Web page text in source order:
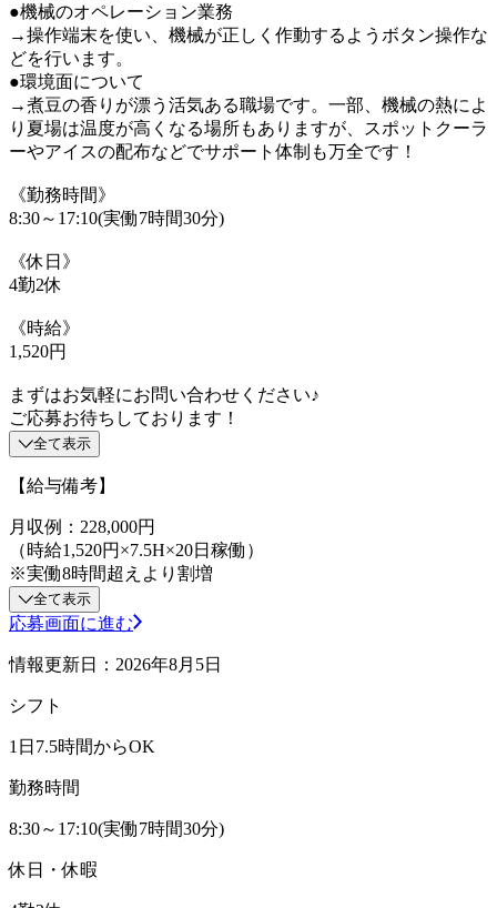
●機械のオペレーション業務
→操作端末を使い、機械が正しく作動するようボタン操作な
どを行います。
●環境面について
→煮豆の香りが漂う活気ある職場です。一部、機械の熱によ
り夏場は温度が高くなる場所もありますが、スポットクーラ
ーやアイスの配布などでサポート体制も万全です！
《勤務時間》
8:30～17:10(実働7時間30分)
《休日》
4勤2休
《時給》
1,520円
まずはお気軽にお問い合わせください♪
ご応募お待ちしております！
全て表示
【給与備考】
月収例：228,000円
（時給1,520円×7.5H×20日稼働）
※実働8時間超えより割増
全て表示
応募画面に進む
情報更新日：2026年8月5日
シフト
1日7.5時間からOK
勤務時間
8:30～17:10(実働7時間30分)
休日・休暇